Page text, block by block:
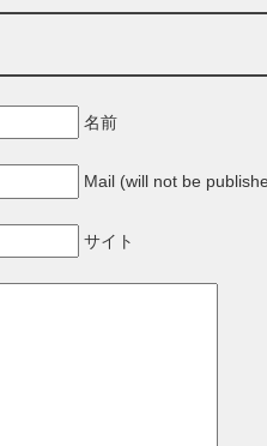
名前
Mail (will not be
サイト